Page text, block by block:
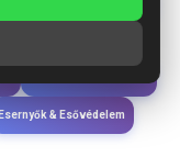
Esernyők & Esővédelem